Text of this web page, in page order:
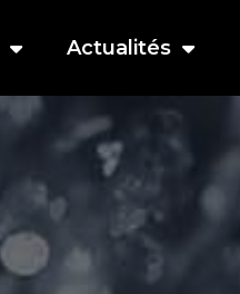
Actualités